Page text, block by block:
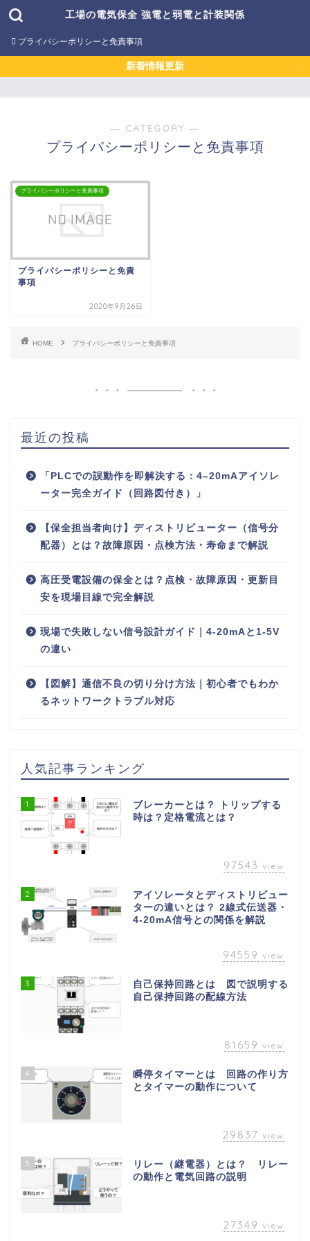
工場の電気保全 強電と弱電と計装関係
プライバシーポリシーと免責事項
新着情報更新
― CATEGORY ―
プライバシーポリシーと免責事項
プライバシーポリシーと免責事項
プライバシーポリシーと免責
事項
2020年9月26日
HOME プライバシーポリシーと免責事項
最近の投稿
「PLCでの誤動作を即解決する：4–20mAアイソレ
ーター完全ガイド（回路図付き）」
【保全担当者向け】ディストリビューター（信号分
配器）とは？故障原因・点検方法・寿命まで解説
高圧受電設備の保全とは？点検・故障原因・更新目
安を現場目線で完全解説
現場で失敗しない信号設計ガイド｜4‑20mAと1‑5V
の違い
【図解】通信不良の切り分け方法｜初心者でもわか
るネットワークトラブル対応
人気記事ランキング
1
ブレーカーとは？ トリップする
時は？定格電流とは？
97543 view
2
アイソレータとディストリビュー
ターの違いとは？ 2線式伝送器・
4-20mA信号との関係を解説
94559 view
3
自己保持回路とは 図で説明する
自己保持回路の配線方法
81659 view
4
瞬停タイマーとは 回路の作り方
とタイマーの動作について
29837 view
5
リレー（継電器）とは？ リレー
の動作と電気回路の説明
27349 view